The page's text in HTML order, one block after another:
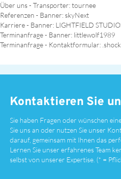
Über uns - Transporter: tournee
Referenzen - Banner: skyNext
Karriere - Banner: LIGHTFIELD
Terminanfrage - Banner: littlewolf1989
Terminanfrage - Kontaktformular: .shock
Kontaktieren Sie
Sie haben Fragen oder wünschen
Sie uns an oder nutzen Sie unser
darauf, gemeinsam mit Ihnen das
Lernen Sie unser erfahrenes Team
selbst von unserer Expertise. (* =